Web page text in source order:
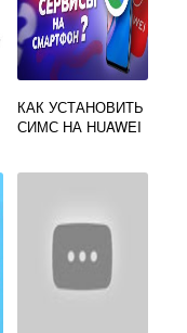
КАК УСТАНОВИТЬ
СИМС НА HUAWEI